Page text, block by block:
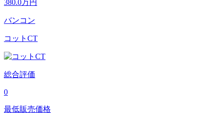
380.0万円
バンコン
コットCT
総合評価
0
最低販売価格